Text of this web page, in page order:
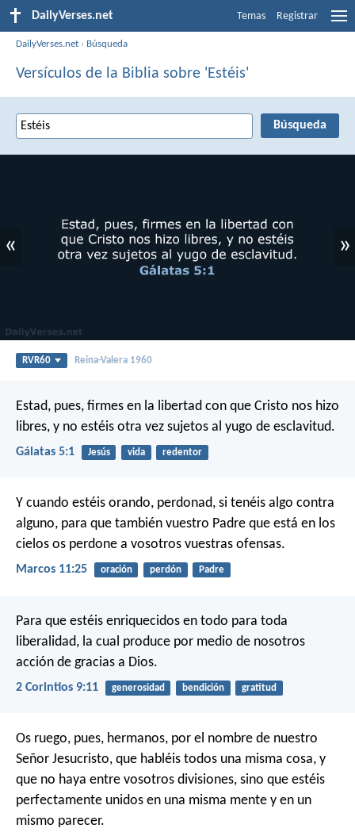
DailyVerses.net Temas Registrar
DailyVerses.net › Búsqueda
Versículos de la Biblia sobre 'Estéis'
« »
RVR60 Reina-Valera 1960
Estad, pues, firmes en la libertad con que Cristo nos hizo
libres, y no estéis otra vez sujetos al yugo de esclavitud.
Gálatas 5:1 Jesús vida redentor
Y cuando estéis orando, perdonad, si tenéis algo contra
alguno, para que también vuestro Padre que está en los
cielos os perdone a vosotros vuestras ofensas.
Marcos 11:25 oración perdón Padre
Para que estéis enriquecidos en todo para toda
liberalidad, la cual produce por medio de nosotros
acción de gracias a Dios.
2 Corintios 9:11 generosidad bendición gratitud
Os ruego, pues, hermanos, por el nombre de nuestro
Señor Jesucristo, que habléis todos una misma cosa, y
que no haya entre vosotros divisiones, sino que estéis
perfectamente unidos en una misma mente y en un
mismo parecer.